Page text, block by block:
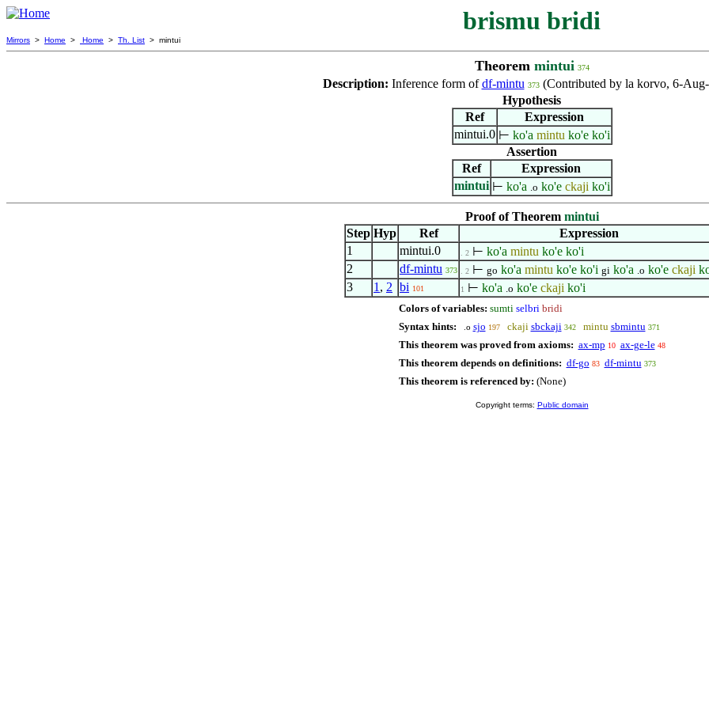
brismu bridi
Mirrors > Home > Home > Th. List > mintui
Theorem mintui 374
Description: Inference form ofdf-mintu 373(Contributed by la korvo, 6-
Hypothesis
Ref
Expression
mintui.0 ⊢ ko'a mintu ko'e ko'i
Assertion
Ref
Expression
mintui ⊢ ko'a .o ko'e ckaji ko'i
Proof of Theorem mintui
Step Hyp Ref
Expression
1
mintui.0 . 2 ⊢ ko'a mintu ko'e ko'i
2
df-mintu 373 . 2 ⊢ go ko'a mintu ko'e ko'i gi ko'a .o ko'e ckaji
3
1 , 2 bi 101 1 ⊢ ko'a .o ko'e ckaji ko'i
Colors of variables: sumti selbri bridi
Syntax hints:
.o sjo 197 ckaji sbckaji 342 mintu sbmintu 371
This theorem was proved from axioms: ax-mp 10 ax-ge-le 48
This theorem depends on definitions: df-go 83 df-mintu 373
This theorem is referenced by: (None)
Copyright terms: Public domain